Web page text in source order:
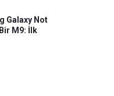
Galaxy Not
M9: İlk